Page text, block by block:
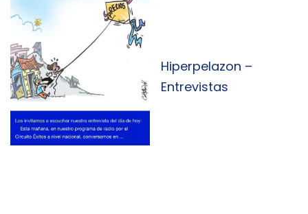
Hiperpelazon –
Entrevistas